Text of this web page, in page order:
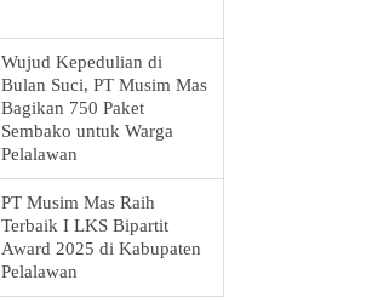
Wujud Kepedulian di
Bulan Suci, PT Musim Mas
Bagikan 750 Paket
Sembako untuk Warga
Pelalawan
PT Musim Mas Raih
Terbaik I LKS Bipartit
Award 2025 di Kabupaten
Pelalawan